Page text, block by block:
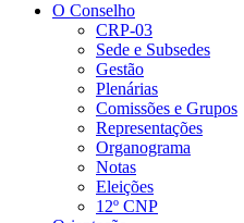
O Conselho
CRP-03
Sede e Subsedes
Gestão
Plenárias
Comissões e Grupos
Representações
Organograma
Notas
Eleições
12º CNP